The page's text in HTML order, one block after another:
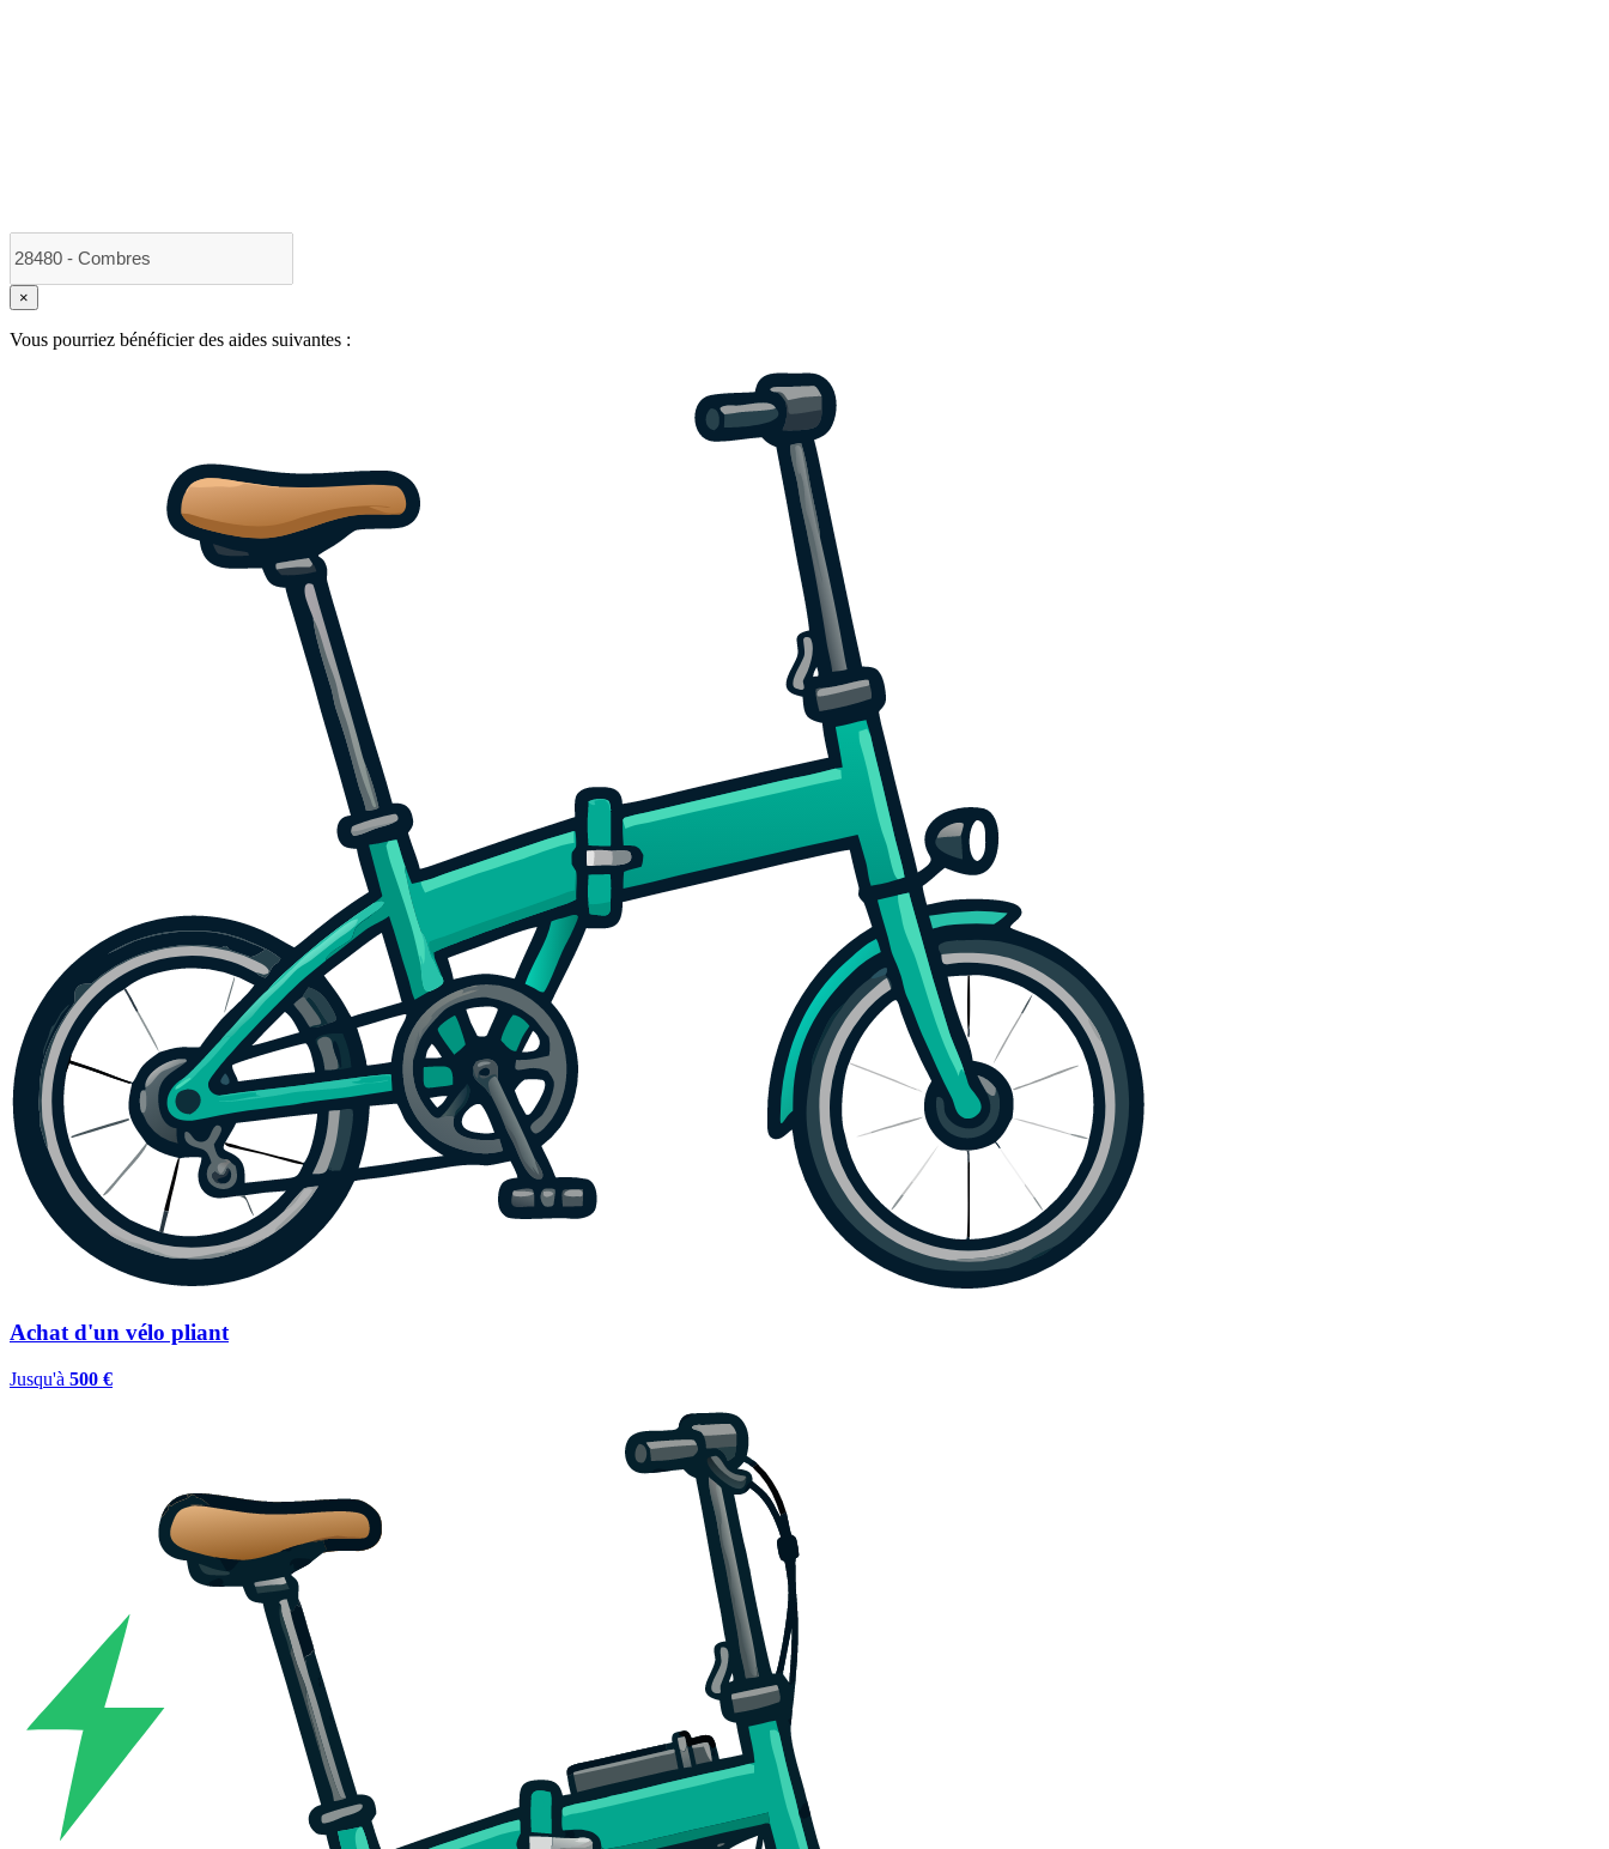
×
Vous pourriez bénéficier des aides suivantes :
Achat d'un vélo pliant
Jusqu'à 500 €